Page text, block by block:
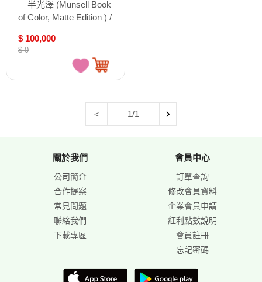
__半光澤 (Munsell Book
of Color, Matte Edition ) /
$ 100,000
$ 0
< 1/1
關於我們
公司簡介
合作提案
常見問題
聯絡我們
下載專區
會員中心
訂單查詢
修改會員資料
企業會員申請
紅利點數說明
會員註冊
忘記密碼